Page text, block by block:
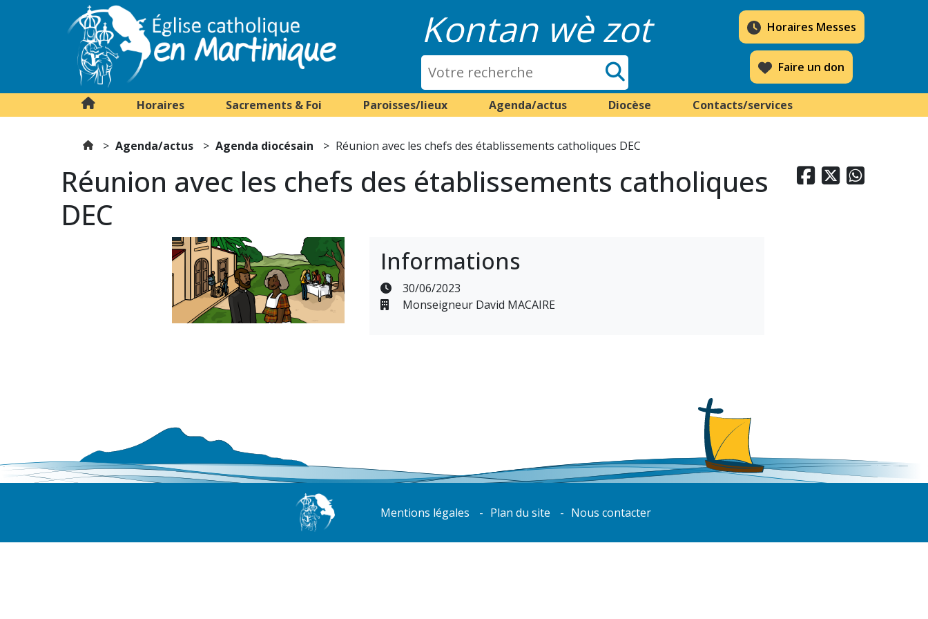
Kontan wè zot Horaires Messes
Faire un don
Horaires Sacrements & Foi Paroisses/lieux Agenda/actus Diocèse Contacts/services
Agenda/actus Agenda diocésain Réunion avec les chefs des établissements catholiques DEC
  
Réunion avec les chefs des établissements catholiques
DEC
Informations
30/06/2023
Monseigneur David MACAIRE
Mentions légales Plan du site Nous contacter